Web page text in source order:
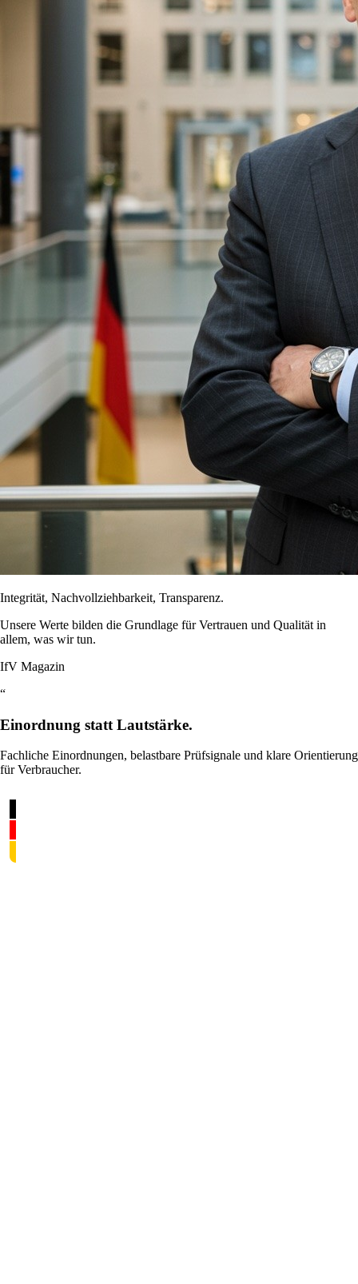
Integrität, Nachvollziehbarkeit, Transparenz.
Unsere Werte bilden die Grundlage für Vertrauen und Qualität in
allem, was wir tun.
IfV Magazin
“
Einordnung statt Lautstärke.
Fachliche Einordnungen, belastbare Prüfsignale und klare Orientierung
für Verbraucher.